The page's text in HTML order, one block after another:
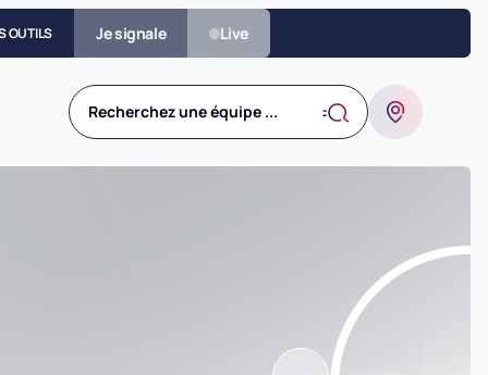
OUTILS Je signale Live
Recherchez une équipe ...